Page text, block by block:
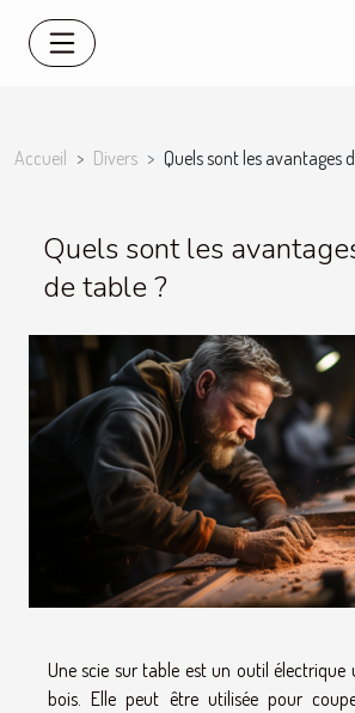
Accueil Divers Quels sont les avantages
Quels sont les
de table ?
Une scie sur table est un outil électrique
bois. Elle peut être utilisée pour